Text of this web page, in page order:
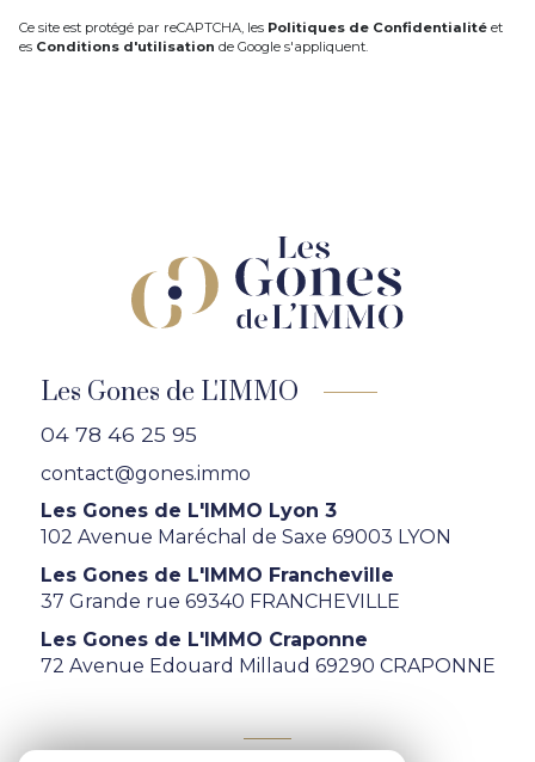
Ce site est protégé par reCAPTCHA, les Politiques de Confidentialité et
es Conditions d'utilisation de Google s'appliquent.
Les Gones de L'IMMO
04 78 46 25 95
contact@gones.immo
Les Gones de L'IMMO Lyon 3
102 Avenue Maréchal de Saxe 69003 LYON
Les Gones de L'IMMO Francheville
37 Grande rue 69340 FRANCHEVILLE
Les Gones de L'IMMO Craponne
72 Avenue Edouard Millaud 69290 CRAPONNE